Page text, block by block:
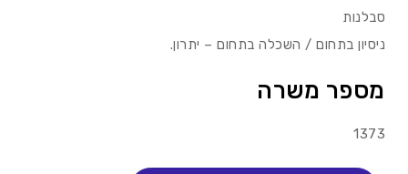
סבלנות
ניסיון בתחום / השכלה בתחום – יתרון.
מספר משרה
1373